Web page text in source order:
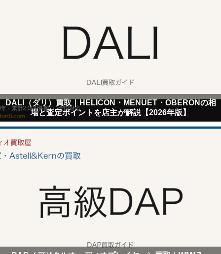
DALI（ダリ）買取｜HELICON・MENUET・OBERONの相
場と査定ポイントを店主が解説【2026年版】